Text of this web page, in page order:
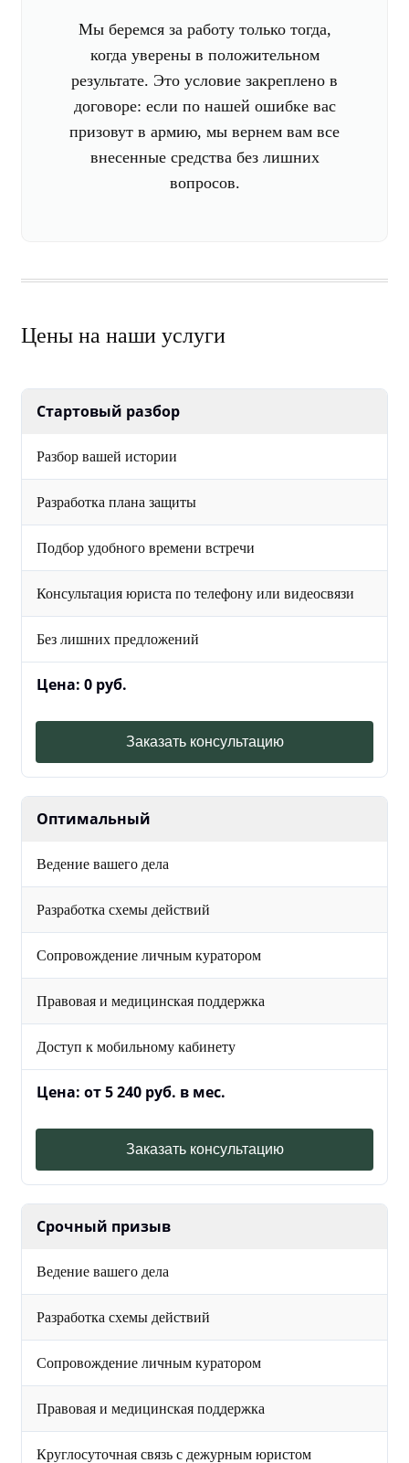
Мы беремся за работу только тогда,
когда уверены в положительном
результате. Это условие закреплено в
договоре: если по нашей ошибке вас
призовут в армию, мы вернем вам все
внесенные средства без лишних
вопросов.
Цены на наши услуги
Стартовый разбор
Разбор вашей истории
Разработка плана защиты
Подбор удобного времени встречи
Консультация юриста по телефону или видеосвязи
Без лишних предложений
Цена: 0 руб.
Заказать консультацию
Оптимальный
Ведение вашего дела
Разработка схемы действий
Сопровождение личным куратором
Правовая и медицинская поддержка
Доступ к мобильному кабинету
Цена: от 5 240 руб. в мес.
Заказать консультацию
Срочный призыв
Ведение вашего дела
Разработка схемы действий
Сопровождение личным куратором
Правовая и медицинская поддержка
Круглосуточная связь с дежурным юристом